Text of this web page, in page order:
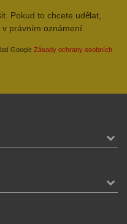
Pokud to chcete udělat,
právním oznámení.
Google Zásady ochrany osobních